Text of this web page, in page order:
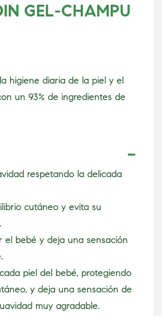
GEL-CHAMPU
higiene diaria de la piel y el
un 93% de ingredientes de
respetando la delicada
cutáneo y evita su
el bebé y deja una sensación
piel del bebé, protegiendo
y deja una sensación de
muy agradable.